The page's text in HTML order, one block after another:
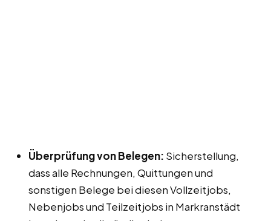
Überprüfung von Belegen: Sicherstellung,
dass alle Rechnungen, Quittungen und
sonstigen Belege bei diesen Vollzeitjobs,
Nebenjobs und Teilzeitjobs in Markranstädt